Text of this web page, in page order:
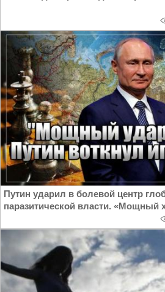
Путин ударил в болевой центр
паразитической власти. «Мощный